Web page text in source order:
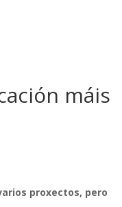
máis
proxectos, pero